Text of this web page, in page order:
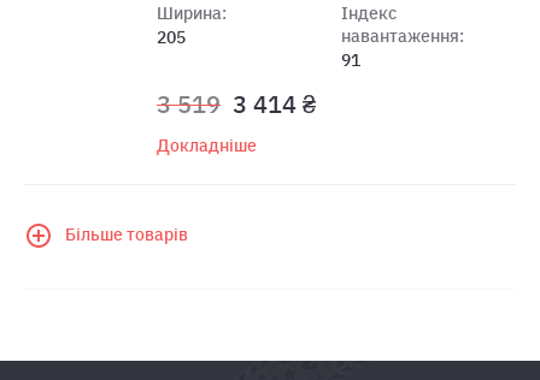
Ширина:
205
Індекс
навантаження:
91
3 519 3 414 ₴
Докладніше
Більше товарів